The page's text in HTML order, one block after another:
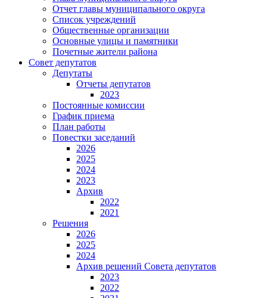
Отчет главы муниципального округа
Список учреждений
Общественные организации
Основные улицы и памятники
Почетные жители района
Совет депутатов
Депутаты
Отчеты депутатов
2023
Постоянные комиссии
График приема
План работы
Повестки заседаний
2026
2025
2024
2023
Архив
2022
2021
Решения
2026
2025
2024
Архив решений Совета депутатов
2023
2022